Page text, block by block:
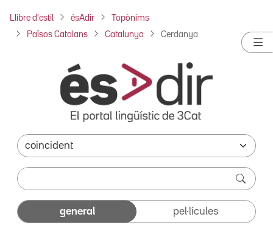
Llibre d'estil ésAdir Topònims
Països Catalans Catalunya Cerdanya
general pel·lícules